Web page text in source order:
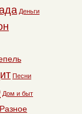
Деньги
Песни
Дом и быт
Разное